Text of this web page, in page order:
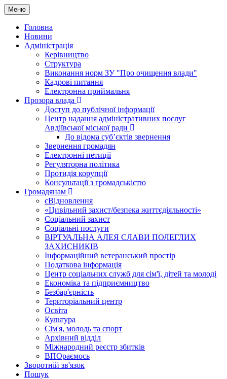
Меню
Головна
Новини
Адміністрація
Керівництво
Структура
Виконання норм ЗУ "Про очищення влади"
Кадрові питання
Електронна приймальня
Прозора влада
Доступ до публічної інформації
Центр надання адміністративних послуг
Авдіївської міської ради
До відома суб’єктів звернення
Звернення громадян
Електронні петиції
Регуляторна політика
Протидія корупції
Консультації з громадськістю
Громадянам
єВідновлення
«Цивільний захист/безпека життєдіяльності»
Соціальний захист
Соціальні послуги
ВІРТУАЛЬНА АЛЕЯ СЛАВИ ПОЛЕГЛИХ
ЗАХИСНИКІВ
Інформаційний ветеранський простір
Податкова інформація
Центр соціальних служб для сім'ї, дітей та молоді
Економіка та підприємництво
Безбар'єрність
Територіальний центр
Освіта
Культура
Сім'я, молодь та спорт
Архівний відділ
Міжнародний реєстр збитків
ВПОраємось
Зворотній зв'язок
Пошук